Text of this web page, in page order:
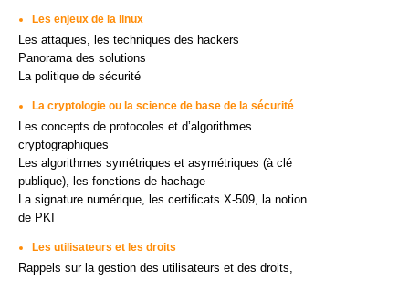
Les enjeux de la linux
Les attaques, les techniques des hackers
Panorama des solutions
La politique de sécurité
La cryptologie ou la science de base de la sécurité
Les concepts de protocoles et d’algorithmes
cryptographiques
Les algorithmes symétriques et asymétriques (à clé
publique), les fonctions de hachage
La signature numérique, les certificats X-509, la notion
de PKI
Les utilisateurs et les droits
Rappels sur la gestion des utilisateurs et des droits,